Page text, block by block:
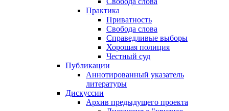
Практика
Приватность
Свобода слова
Справедливые выборы
Хорошая полиция
Честный суд
Публикации
Аннотированный указатель
литературы
Дискуссии
Архив предыдущего проекта